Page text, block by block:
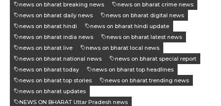
news on bharat breaking news
news on bharat crime news
news on bharat daily news
news on bharat digital news
news on bharat hindi
news on bharat hindi update
news on bharat india news
news on bharat latest news
news on bharat live
news on bharat local news
news on bharat national news
news on bharat special report
news on bharat today
news on bharat top headlines
news on bharat top stories
news on bharat trending news
news on bharat updates
NEWS ON BHARAT Uttar Pradesh news